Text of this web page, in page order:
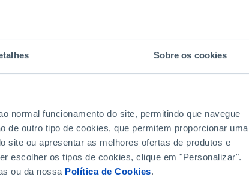
Sobre os cookies
normal funcionamento do site, permitindo que navegue
de outro tipo de cookies, que permitem proporcionar uma
site ou apresentar as melhores ofertas de produtos e
escolher os tipos de cookies, clique em "Personalizar".
ou da nossa Política de Cookies.